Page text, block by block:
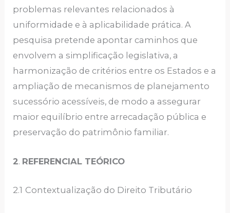
problemas relevantes relacionados à
uniformidade e à aplicabilidade prática. A
pesquisa pretende apontar caminhos que
envolvem a simplificação legislativa, a
harmonização de critérios entre os Estados e a
ampliação de mecanismos de planejamento
sucessório acessíveis, de modo a assegurar
maior equilíbrio entre arrecadação pública e
preservação do patrimônio familiar.
2. REFERENCIAL TEÓRICO
2.1 Contextualização do Direito Tributário